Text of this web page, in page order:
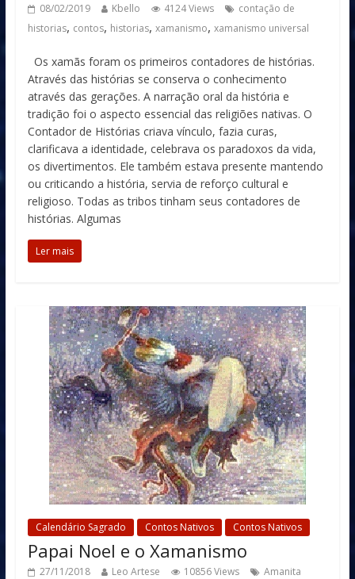
08/02/2019 Kbello 4124 Views
contação de
historias, contos, historias, xamanismo, xamanismo universal
Os xamãs foram os primeiros contadores de histórias.
Através das histórias se conserva o conhecimento
através das gerações. A narração oral da história e
tradição foi o aspecto essencial das religiões nativas. O
Contador de Histórias criava vínculo, fazia curas,
clarificava a identidade, celebrava os paradoxos da vida,
os divertimentos. Ele também estava presente mantendo
ou criticando a história, servia de reforço cultural e
religioso. Todas as tribos tinham seus contadores de
histórias. Algumas
Ler mais
Calendário Sagrado Contos Nativos Contos Nativos
Papai Noel e o Xamanismo
27/11/2018 Leo Artese 10856 Views
Amanita